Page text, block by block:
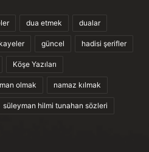
dua etmek dualar
güncel hadisi şerifler
Köşe Yazıları
olmak namaz kılmak
süleyman hilmi tunahan sözleri